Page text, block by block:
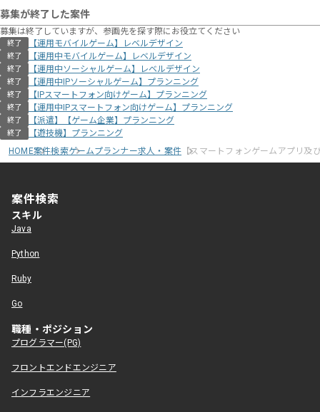
募集が終了した案件
募集は終了していますが、参画先を探す際にお役立てください
終了 【運用モバイルゲーム】レベルデザイン
終了 【運用中モバイルゲーム】レベルデザイン
終了 【運用中ソーシャルゲーム】レベルデザイン
終了 【運用中IPソーシャルゲーム】プランニング
終了 【IPスマートフォン向けゲーム】プランニング
終了 【運用中IPスマートフォン向けゲーム】プランニング
終了 【派遣】【ゲーム企業】プランニング
終了
【遊技機】プランニング
HOME案件検索ゲームプランナー求人・案件 【スマートフォンゲームアプリ及
案件検索
スキル
Java
Python
Ruby
Go
職種・ポジション
プログラマー(PG)
フロントエンドエンジニア
インフラエンジニア